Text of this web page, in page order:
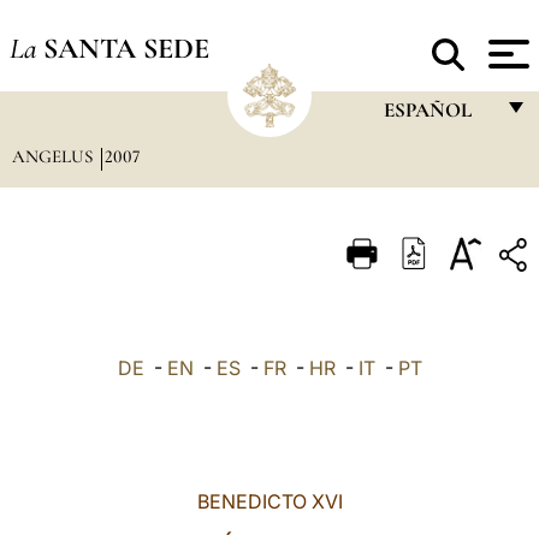
La SANTA SEDE
ESPAÑOL
ITALIANO
ANGELUS 2007
DE - EN - ES- FR- HR- IT- PT
BENEDICTO XVI